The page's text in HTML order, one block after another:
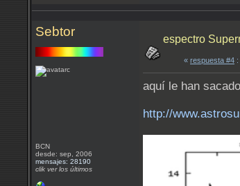
Sebtor
BCN
desde: sep, 2006
mensajes: 28190
clik ver los últimos
espectro
« respuesta #4
aquí le han
http://